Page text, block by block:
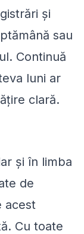
și
sau
Continuă
luni ar
clară.
și în limba
de
acest
Cu toate